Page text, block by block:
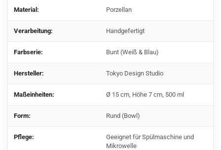
Material: Porzellan
Verarbeitung: Handgefertigt
Farbserie: Bunt (Weiß & Blau)
Hersteller: Tokyo Design Studio
Maßeinheiten: Ø 15 cm, Höhe 7 cm, 500 ml
Form: Rund (Bowl)
Pflege:
Geeignet für Spülmaschine und
Mikrowelle